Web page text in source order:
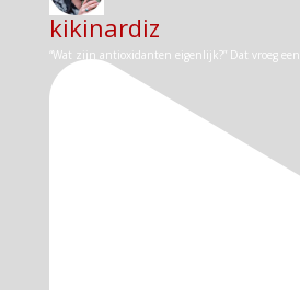
kikinardiz
“Wat zijn antioxidanten eigenlijk?” Dat vroeg een